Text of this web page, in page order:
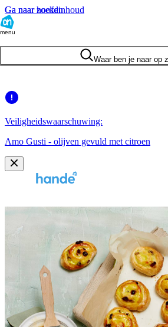
Ga naar hoofdinhoud
Ga naar zoeken
menu
Waar ben je naar op
Veiligheidswaarschuwing:
Amo Gusti - olijven gevuld met citroen